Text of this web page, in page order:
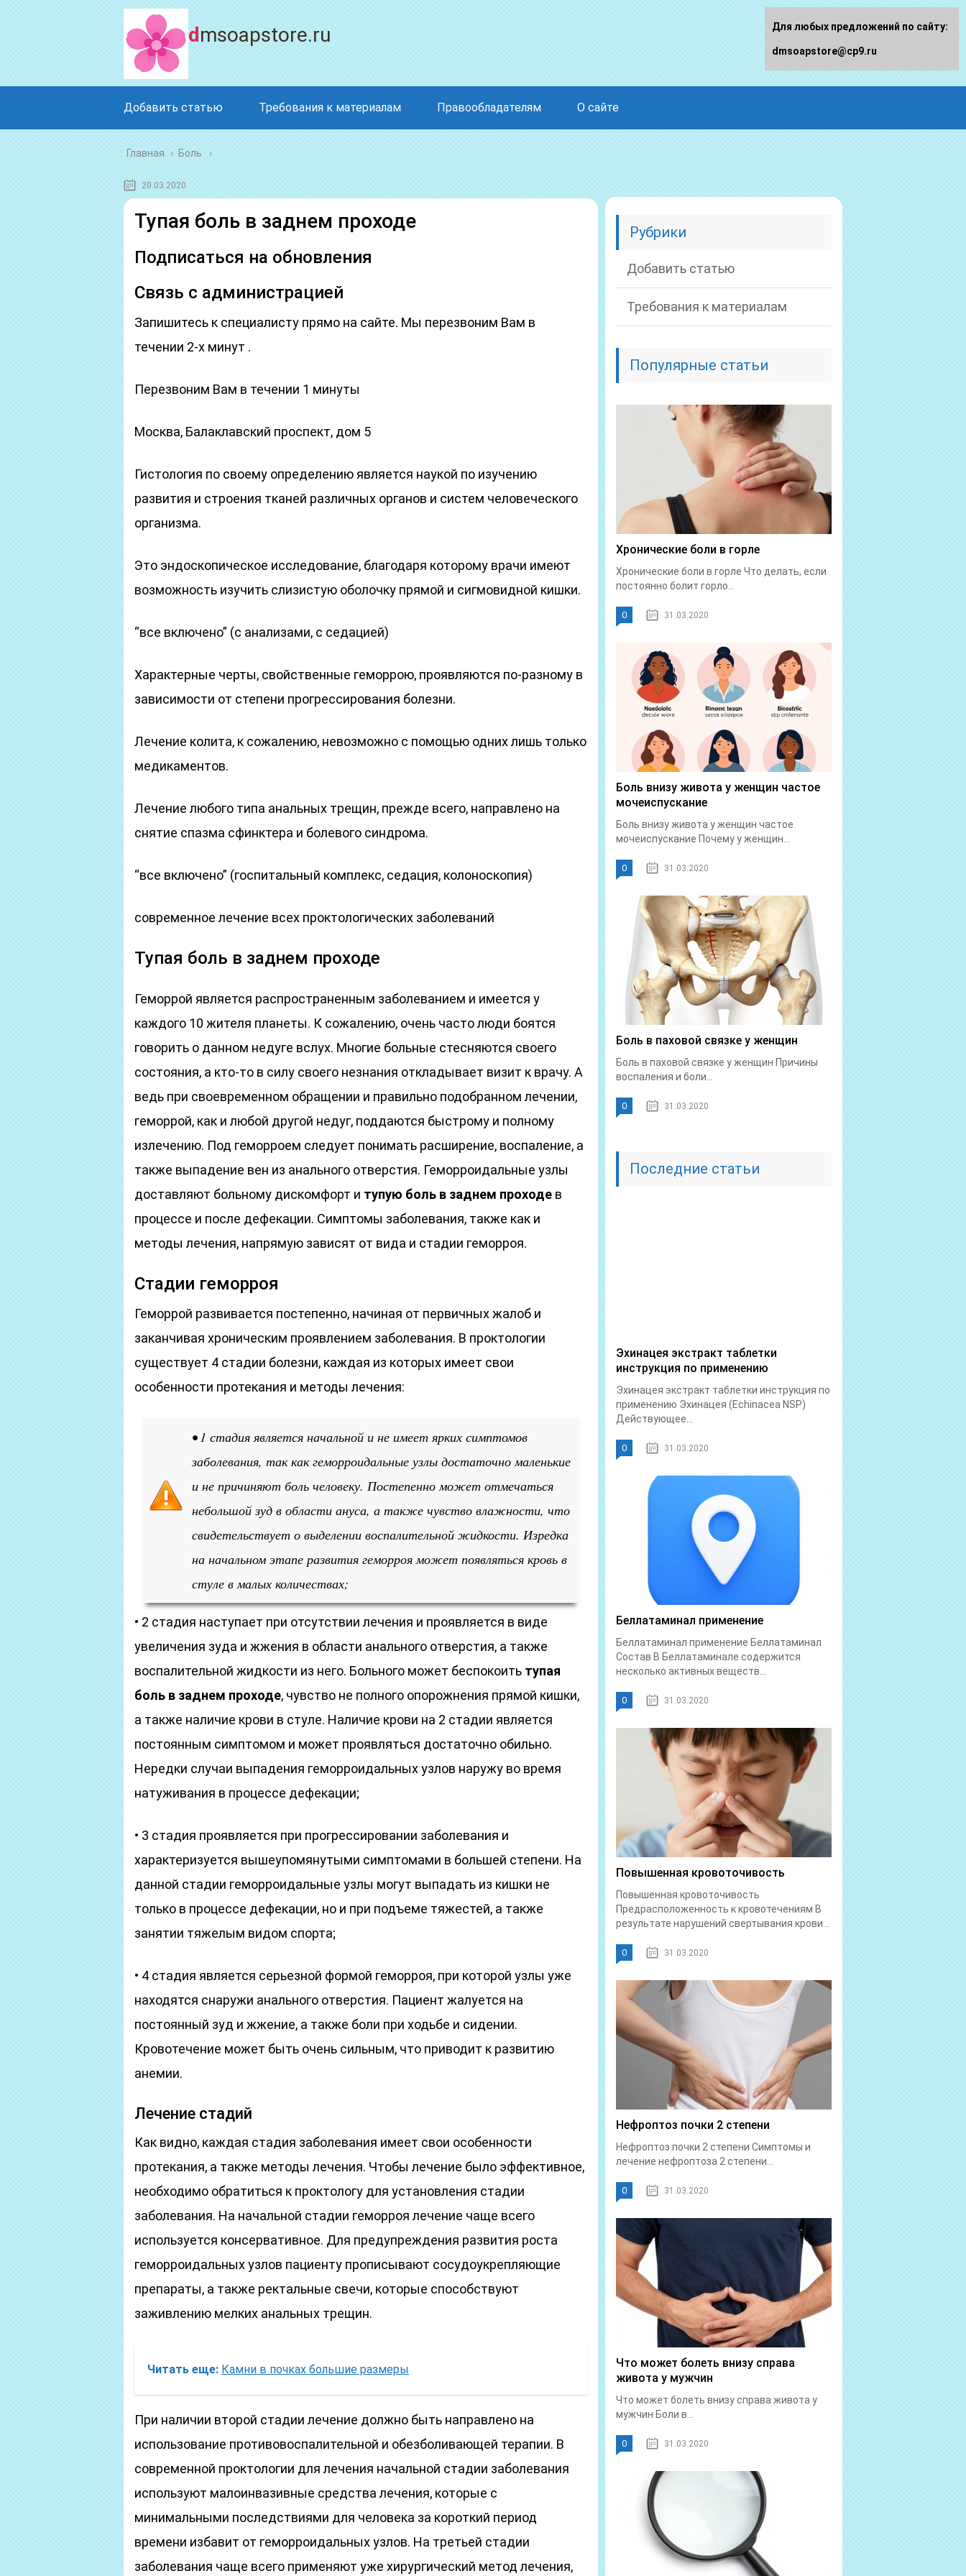
dmsoapstore.ru
Добавить статью Требования к материалам Правообладателям О сайте
Главная › Боль
20.03.2020
Тупая боль в заднем проходе
Подписаться на обновления
Связь с администрацией
Запишитесь к специалисту прямо на сайте. Мы перезвоним Вам в
течении 2-х минут .
Перезвоним Вам в течении 1 минуты
Москва, Балаклавский проспект, дом 5
Гистология по своему определению является наукой по изучению
развития и строения тканей различных органов и систем человеческого
организма.
Это эндоскопическое исследование, благодаря которому врачи имеют
возможность изучить слизистую оболочку прямой и сигмовидной кишки.
“все включено” (с анализами, с седацией)
Характерные черты, свойственные геморрою, проявляются по-разному в
зависимости от степени прогрессирования болезни.
Лечение колита, к сожалению, невозможно с помощью одних лишь только
медикаментов.
Лечение любого типа анальных трещин, прежде всего, направлено на
снятие спазма сфинктера и болевого синдрома.
“все включено” (госпитальный комплекс, седация, колоноскопия)
современное лечение всех проктологических заболеваний
Тупая боль в заднем проходе
Геморрой является распространенным заболеванием и имеется у
каждого 10 жителя планеты. К сожалению, очень часто люди боятся
говорить о данном недуге вслух. Многие больные стесняются своего
состояния, а кто-то в силу своего незнания откладывает визит к врачу. А
ведь при своевременном обращении и правильно подобранном лечении,
геморрой, как и любой другой недуг, поддаются быстрому и полному
излечению. Под геморроем следует понимать расширение, воспаление, а
также выпадение вен из анального отверстия. Геморроидальные узлы
доставляют больному дискомфорт и тупую боль в заднем проходе в
процессе и после дефекации. Симптомы заболевания, также как и
методы лечения, напрямую зависят от вида и стадии геморроя.
Стадии геморроя
Геморрой развивается постепенно, начиная от первичных жалоб и
заканчивая хроническим проявлением заболевания. В проктологии
существует 4 стадии болезни, каждая из которых имеет свои
особенности протекания и методы лечения:
• 1 стадия является начальной и не имеет ярких симптомов
заболевания, так как геморроидальные узлы достаточно маленькие
и не причиняют боль человеку. Постепенно может отмечаться
небольшой зуд в области ануса, а также чувство влажности, что
свидетельствует о выделении воспалительной жидкости. Изредка
на начальном этапе развития геморроя может появляться кровь в
стуле в малых количествах;
• 2 стадия наступает при отсутствии лечения и проявляется в виде
увеличения зуда и жжения в области анального отверстия, а также
воспалительной жидкости из него. Больного может беспокоить тупая
боль в заднем проходе, чувство не полного опорожнения прямой кишки,
а также наличие крови в стуле. Наличие крови на 2 стадии является
постоянным симптомом и может проявляться достаточно обильно.
Нередки случаи выпадения геморроидальных узлов наружу во время
натуживания в процессе дефекации;
• 3 стадия проявляется при прогрессировании заболевания и
характеризуется вышеупомянутыми симптомами в большей степени. На
данной стадии геморроидальные узлы могут выпадать из кишки не
только в процессе дефекации, но и при подъеме тяжестей, а также
занятии тяжелым видом спорта;
• 4 стадия является серьезной формой геморроя, при которой узлы уже
находятся снаружи анального отверстия. Пациент жалуется на
постоянный зуд и жжение, а также боли при ходьбе и сидении.
Кровотечение может быть очень сильным, что приводит к развитию
анемии.
Лечение стадий
Как видно, каждая стадия заболевания имеет свои особенности
протекания, а также методы лечения. Чтобы лечение было эффективное,
необходимо обратиться к проктологу для установления стадии
заболевания. На начальной стадии геморроя лечение чаще всего
используется консервативное. Для предупреждения развития роста
геморроидальных узлов пациенту прописывают сосудоукрепляющие
препараты, а также ректальные свечи, которые способствуют
заживлению мелких анальных трещин.
Читать еще: Камни в почках большие размеры
При наличии второй стадии лечение должно быть направлено на
использование противовоспалительной и обезболивающей терапии. В
современной проктологии для лечения начальной стадии заболевания
используют малоинвазивные средства лечения, которые с
минимальными последствиями для человека за короткий период
времени избавит от геморроидальных узлов. На третьей стадии
заболевания чаще всего применяют уже хирургический метод лечения,
Рубрики
Добавить статью
Требования к материалам
Популярные статьи
Хронические боли в горле
Хронические боли в горле Что делать, если
постоянно болит горло...
0 31.03.2020
Боль внизу живота у женщин частое
мочеиспускание
Боль внизу живота у женщин частое
мочеиспускание Почему у женщин...
0 31.03.2020
Боль в паховой связке у женщин
Боль в паховой связке у женщин Причины
воспаления и боли...
0 31.03.2020
Последние статьи
Эхинацея экстракт таблетки
инструкция по применению
Эхинацея экстракт таблетки инструкция по
применению Эхинацея (Echinacea NSP)
Действующее...
0 31.03.2020
Беллатаминал применение
Беллатаминал применение Беллатаминал
Состав В Беллатаминале содержится
несколько активных веществ...
0 31.03.2020
Повышенная кровоточивость
Повышенная кровоточивость
Предрасположенность к кровотечениям В
результате нарушений свертывания крови...
0 31.03.2020
Нефроптоз почки 2 степени
Нефроптоз почки 2 степени Симптомы и
лечение нефроптоза 2 степени...
0 31.03.2020
Что может болеть внизу справа
живота у мужчин
Что может болеть внизу справа живота у
мужчин Боли в...
0 31.03.2020
Для любых предложений по сайту:
dmsoapstore@cp9.ru